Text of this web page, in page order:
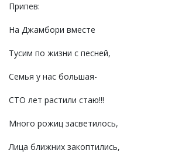
Припев:
На Джамбори вместе
Тусим по жизни с песней,
Семья у нас большая-
СТО лет растили стаю!!!
Много рожиц засветилось,
Лица ближних закоптились,